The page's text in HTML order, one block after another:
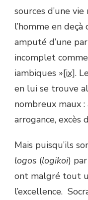
sources d’une
l’homme en
amputé d’une
incomplet
iambiques »[ix].
en lui se trouve
nombreux maux :
arrogance, excès
Mais puisqu’ils
logos (logikoi)
ont malgré tout
l’excellence.